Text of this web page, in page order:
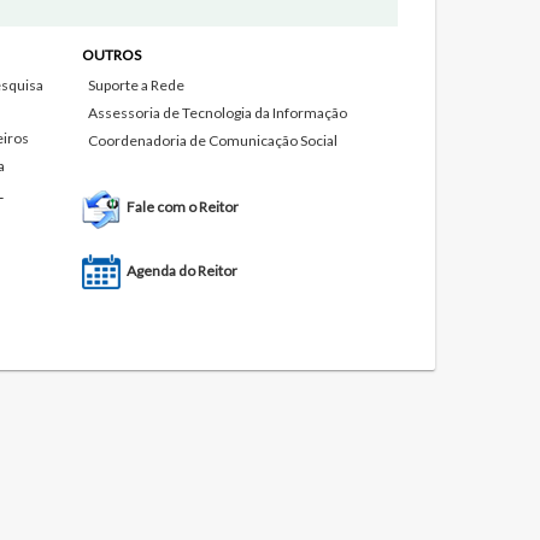
OUTROS
Suporte a Rede
Assessoria de Tecnologia da Informação
Coordenadoria de Comunicação Social
Fale com o Reitor
Agenda do Reitor